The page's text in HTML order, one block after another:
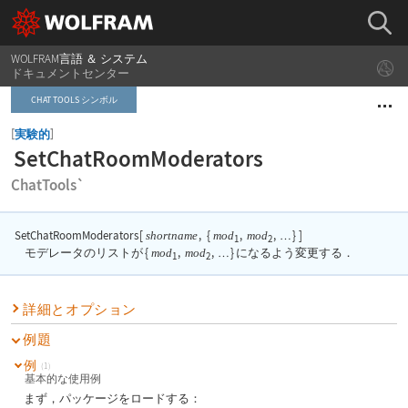
WOLFRAM言語 ＆ システム
ドキュメントセンター
CHAT TOOLS シンボル
ChatTools`
SetChatRoomModerators
[実験的]
SetChatRoomModerators[ shortname, { mod1 , mod2, …}]
モデレータのリストが{ mod1, mod2, …} になるよう変更する．
詳細とオプション
例題
例 (1)
基本的な使用例
まず，パッケージをロードする：